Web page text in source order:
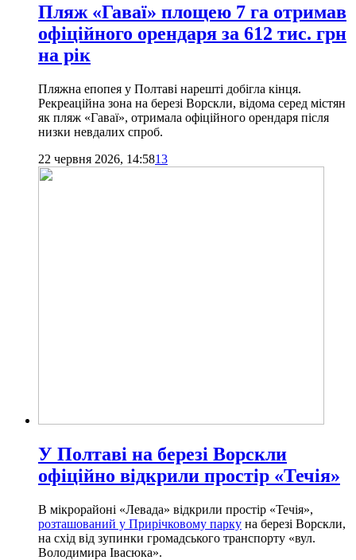
Пляж «Гаваї» площею 7 га отримав
офіційного орендаря за 612 тис. грн
на рік
Пляжна епопея у Полтаві нарешті добігла кінця.
Рекреаційна зона на березі Ворскли, відома серед містян
як пляж «Гаваї», отримала офіційного орендаря після
низки невдалих спроб.
22 червня 2026, 14:5813
У Полтаві на березі Ворскли
офіційно відкрили простір «Течія»
В мікрорайоні «Левада» відкрили простір «Течія»,
розташований у Прирічковому парку на березі Ворскли,
на схід від зупинки громадського транспорту «вул.
Володимира Івасюка».